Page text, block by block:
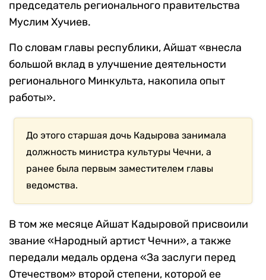
председатель регионального правительства
Муслим Хучиев.
По словам главы республики, Айшат «внесла
большой вклад в улучшение деятельности
регионального Минкульта, накопила опыт
работы».
До этого старшая дочь Кадырова занимала
должность министра культуры Чечни, а
ранее была первым заместителем главы
ведомства.
В том же месяце Айшат Кадыровой присвоили
звание «Народный артист Чечни», а также
передали медаль ордена «За заслуги перед
Отечеством» второй степени, которой ее